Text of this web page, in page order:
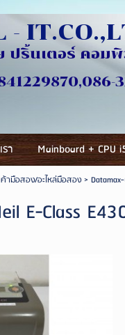
-
ปริ้นเตอร์ คอม
า Mainboard + CPU
ามือสอง/อะไหล่มือสอง>
E-Class